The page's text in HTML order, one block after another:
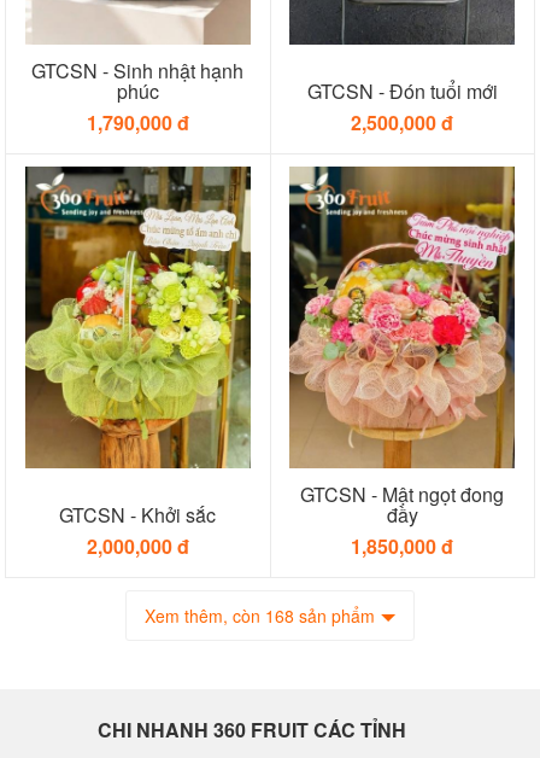
GTCSN - Sinh nhật hạnh
phúc
1,790,000 đ
GTCSN - Đón tuổi mới
2,500,000 đ
GTCSN - Khởi sắc
2,000,000 đ
GTCSN - Mật ngọt đong
đầy
1,850,000 đ
Xem thêm, còn 168 sản phẩm
CHI NHANH 360 FRUIT CÁC TỈNH